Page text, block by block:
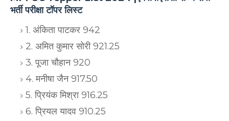
भर्ती परीक्षा टॉपर लिस्ट
1. अंकिता पाटकर 942
2. अमित कुमार सोरी 921.25
3. पूजा चौहान 920
4. मनीषा जैन 917.50
5. प्रियंक मिश्रा 916.25
6. प्रियल यादव 910.25